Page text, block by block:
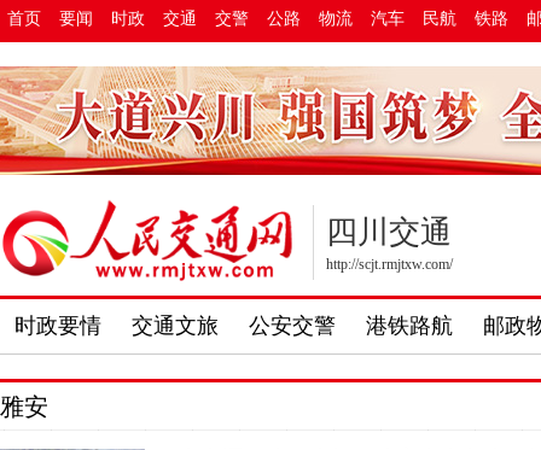
首页 要闻 时政 交通 交警 公路 物流 汽车 民航 铁路
四川交通
http://scjt.rmjtxw.com/
时政要情 交通文旅 公安交警 港铁路航 邮政
雅安